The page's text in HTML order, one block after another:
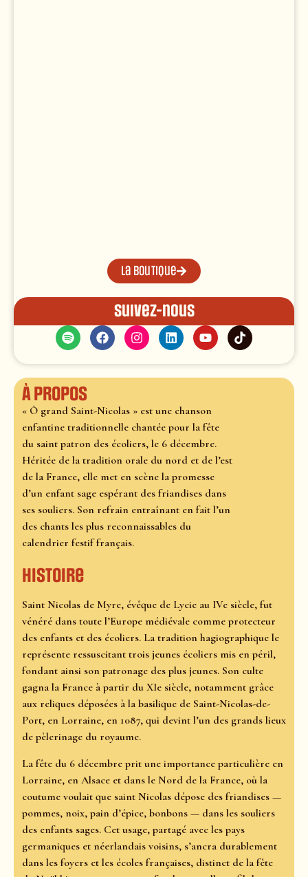
La boutique
Suivez-nous
À propos
« Ô grand Saint-Nicolas » est une chanson
enfantine traditionnelle chantée pour la fête
du saint patron des écoliers, le 6 décembre.
Héritée de la tradition orale du nord et de l’est
de la France, elle met en scène la promesse
d’un enfant sage espérant des friandises dans
ses souliers. Son refrain entraînant en fait l’un
des chants les plus reconnaissables du
calendrier festif français.
Histoire
Saint Nicolas de Myre, évêque de Lycie au IVe siècle, fut
vénéré dans toute l’Europe médiévale comme protecteur
des enfants et des écoliers. La tradition hagiographique le
représente ressuscitant trois jeunes écoliers mis en péril,
fondant ainsi son patronage des plus jeunes. Son culte
gagna la France à partir du XIe siècle, notamment grâce
aux reliques déposées à la basilique de Saint-Nicolas-de-
Port, en Lorraine, en 1087, qui devint l’un des grands lieux
de pèlerinage du royaume.
La fête du 6 décembre prit une importance particulière en
Lorraine, en Alsace et dans le Nord de la France, où la
coutume voulait que saint Nicolas dépose des friandises —
pommes, noix, pain d’épice, bonbons — dans les souliers
des enfants sages. Cet usage, partagé avec les pays
germaniques et néerlandais voisins, s’ancra durablement
dans les foyers et les écoles françaises, distinct de la fête